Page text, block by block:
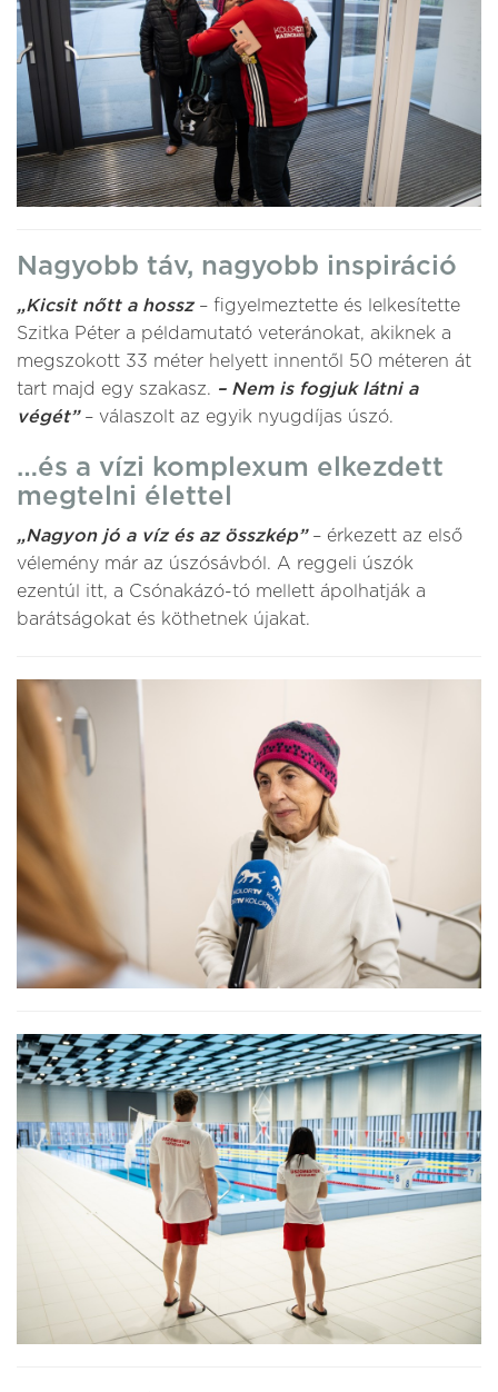
Nagyobb táv, nagyobb inspiráció
„Kicsit nőtt a hossz– figyelmeztette és lelkesítette
Szitka Péter a példamutató veteránokat, akiknek a
megszokott 33 méter helyett innentől 50 méteren át
tart majd egy szakasz. – Nem is fogjuk látni a
végét”– válaszolt az egyik nyugdíjas úszó.
…és a vízi komplexum elkezdett
megtelni élettel
„Nagyon jó a víz és az összkép”– érkezett az első
vélemény már az úszósávból. A reggeli úszók
ezentúl itt, a Csónakázó-tó mellett ápolhatják a
barátságokat és köthetnek újakat.